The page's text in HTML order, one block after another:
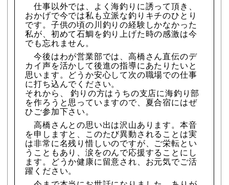
仕事以外では、よく海釣りに誘って頂き、
おかげで今では私も立派な釣りキチのひとり
です。子供の頃の川釣りの経験しかなかった
私が、初めて石鯛を釣り上げた時の感激は今
でも忘れません。
今後はわが営業部では、高橋さん直伝のデ
カイ声を活かして後進の指導にあたりたいと
思います。どうか安心して次の職場での仕事
に打ち込んでください。
それから、 釣りの方はうちの支店に海釣り部
を作ろうと思っていますので、夏合宿にはぜ
ひご参加下さい。
高橋さんとの思い出は沢山あります。本音
を申しますと、このたび異動されることは実
は非常に名残り惜しいのですが、ご栄転とい
うこともあり、涙をのんで応援することにし
ます。どうか健康に留意され、お元気でご活
躍ください。